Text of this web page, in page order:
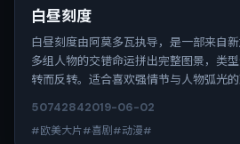
白昼刻度
白昼刻度由阿莫多瓦执导，是一部来自
多组人物的交错命运拼出完整图景，类
转而反转。适合喜欢强情节与人物弧光的
50742842019-06-02
#欧美大片#喜剧#动漫#